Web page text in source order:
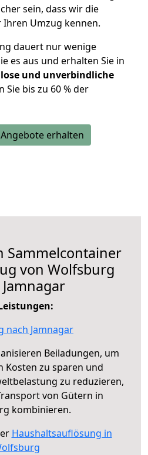
sein, dass wir die
Ihren Umzug kennen.
dauert nur wenige
es aus und erhalten Sie in
und unverbindliche
Sie bis zu 60 % der
erhalten
Sammelcontainer
von Wolfsburg
nach Jamnagar
Beiladungen, um
Kosten zu sparen und
zu reduzieren,
von Gütern in
kombinieren.
Haushaltsauflösung in